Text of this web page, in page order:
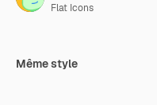
Flat Icons
Même style